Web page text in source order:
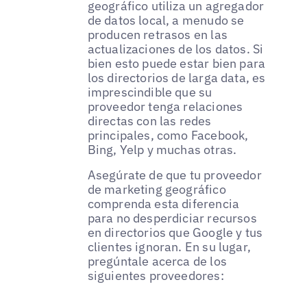
geográfico utiliza un agregador
de datos local, a menudo se
producen retrasos en las
actualizaciones de los datos. Si
bien esto puede estar bien para
los directorios de larga data, es
imprescindible que su
proveedor tenga relaciones
directas con las redes
principales, como Facebook,
Bing, Yelp y muchas otras.
Asegúrate de que tu proveedor
de marketing geográfico
comprenda esta diferencia
para no desperdiciar recursos
en directorios que Google y tus
clientes ignoran. En su lugar,
pregúntale acerca de los
siguientes proveedores: